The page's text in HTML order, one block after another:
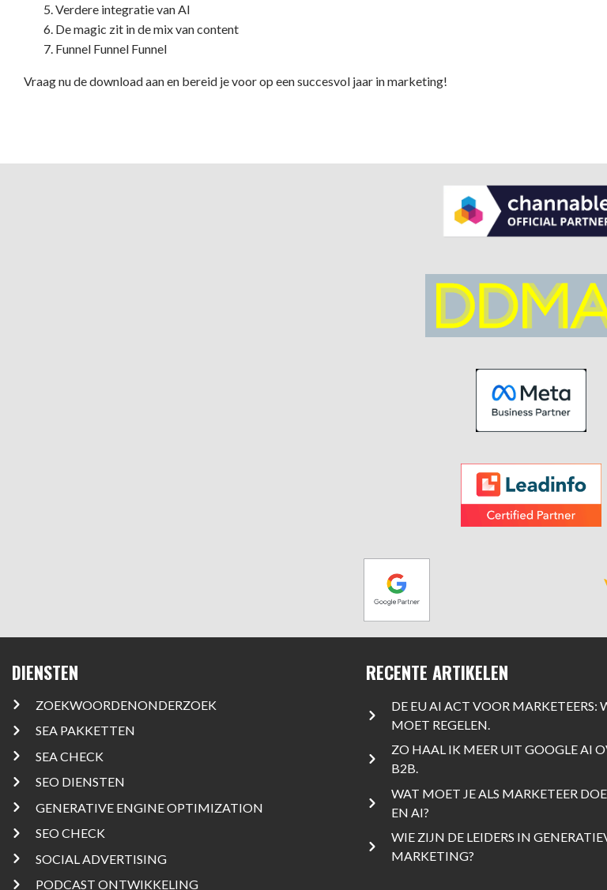
Verdere integratie van AI
De magic zit in de mix van content
Funnel Funnel Funnel
Vraag nu de download aan en bereid je voor op een succesvol jaar in marketing!
DIENSTEN
ZOEKWOORDENONDERZOEK
SEA PAKKETTEN
SEA CHECK
SEO DIENSTEN
GENERATIVE ENGINE OPTIMIZATION
SEO CHECK
SOCIAL ADVERTISING
PODCAST ONTWIKKELING
RECENTE ARTIKELEN
DE EU AI ACT VOOR MARKETEERS:
MOET REGELEN.
ZO HAAL IK MEER UIT GOOGLE AI
B2B.
WAT MOET JE ALS MARKETEER
EN AI?
WIE ZIJN DE LEIDERS IN
MARKETING?